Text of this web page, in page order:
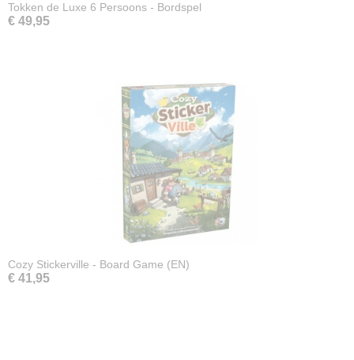
Tokken de Luxe 6 Persoons - Bordspel
€ 49,95
Cozy Stickerville - Board Game (EN)
€ 41,95